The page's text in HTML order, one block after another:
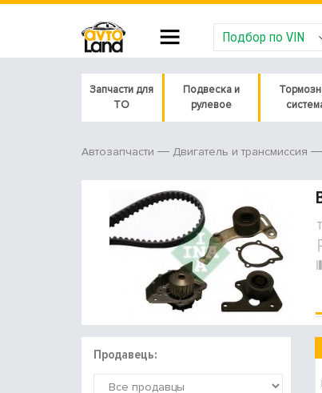
Подбор по VIN
Запчасти для
ТО
Подвеска и
рулевое
Автозапчасти Двигатель и трансмиссия
Продавець: